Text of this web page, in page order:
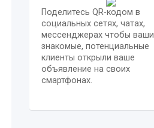
Поделитесь QR-кодом в
социальных сетях, чатах,
мессенджерах чтобы ваши
знакомые, потенциальные
клиенты открыли ваше
объявление на своих
смартфонах.